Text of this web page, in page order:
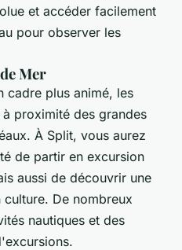
et accéder facilement
pour observer les
Mer
cadre plus animé, les
proximité des grandes
À Split, vous aurez
de partir en excursion
aussi de découvrir une
De nombreux
nautiques et des